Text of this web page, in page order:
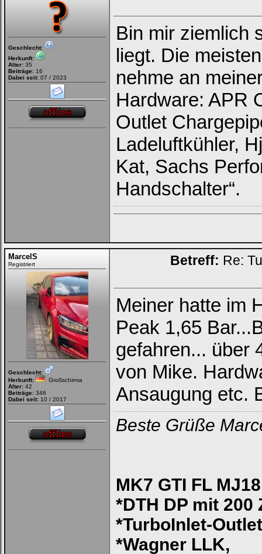
Geschlecht:
Herkunft:
Alter: 35
Beiträge: 16
Dabei seit: 07 / 2023
Bin mir ziemlich
liegt. Die
nehme an
Hardware: APR
Outlet
Ladeluftkühler,
Kat, Sachs
Handschalter“.
MarcelS
Registriert
Geschlecht:
Herkunft:
Großschirma
Alter: 42
Beiträge: 346
Dabei seit: 10 / 2017
Betreff: Re:
Meiner hatte im
Peak 1,65
gefahren... über
von Mike.
Ansaugung etc.
Beste Grüße
MK7 GTI FL
*DTH DP mit 200
*TurboInlet-
*Wagner LLK,